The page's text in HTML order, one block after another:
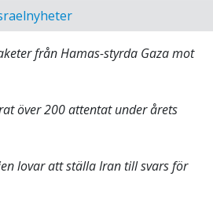
från Hamas-styrda Gaza mot
över 200 attentat under årets
lovar att ställa Iran till svars för